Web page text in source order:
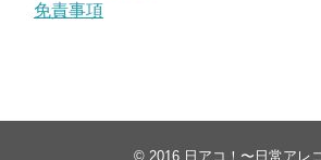
免責事項
© 2016 日アコ！〜日常アレ